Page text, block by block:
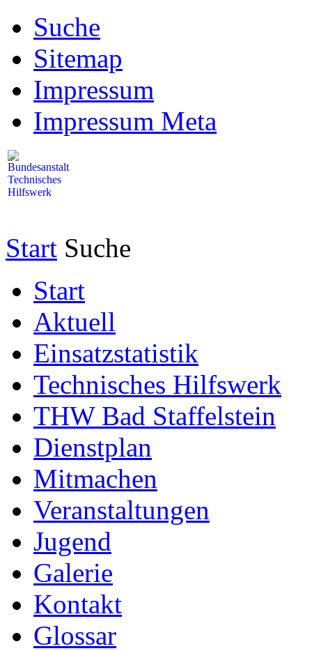
Suche
Sitemap
Impressum
Impressum Meta
Start Suche
Start
Aktuell
Einsatzstatistik
Technisches Hilfswerk
THW Bad Staffelstein
Dienstplan
Mitmachen
Veranstaltungen
Jugend
Galerie
Kontakt
Glossar